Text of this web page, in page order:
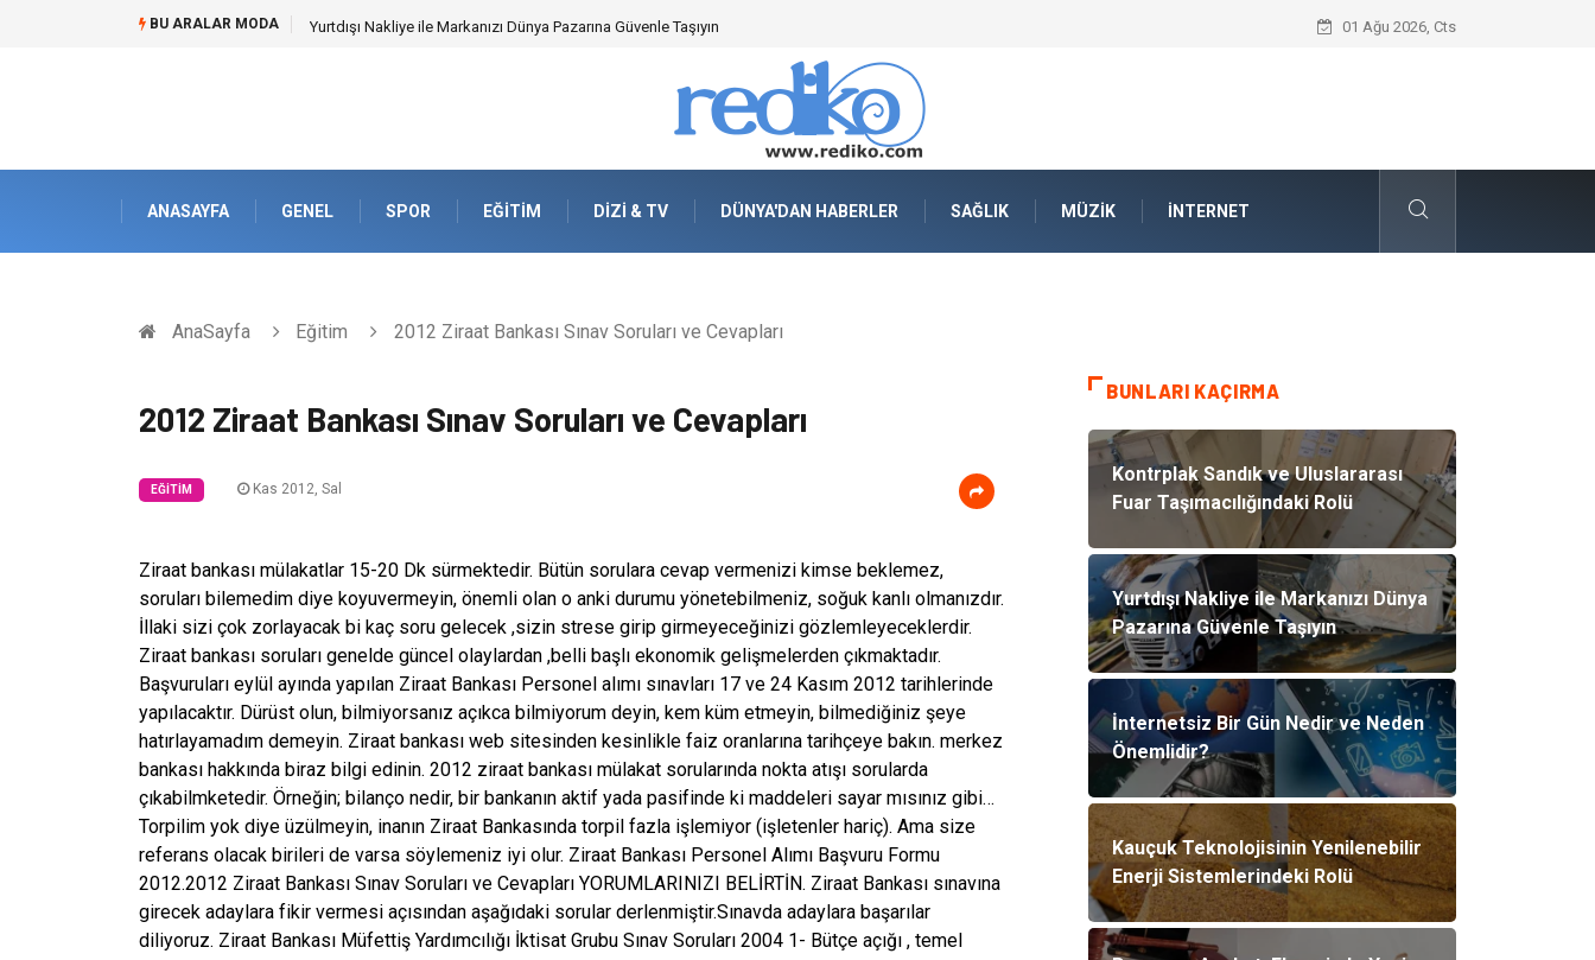
BU ARALAR MODA Yurtdışı Nakliye ile Markanızı Dünya Pazarına Güvenle Taşıyın İnternetsiz Bir Gün Nedir ve Neden
01 Ağu 2026, Cts
ANASAYFA GENEL SPOR EĞITIM DIZI & TV DÜNYA'DAN HABERLER SAĞLIK MÜZIK İNTERNET
AnaSayfa Eğitim 2012 Ziraat Bankası Sınav Soruları ve Cevapları
2012 Ziraat Bankası Sınav Soruları ve Cevapları
EĞITIM Kas 2012, Sal
Ziraat bankası mülakatlar 15-20 Dk sürmektedir. Bütün sorulara cevap vermenizi kimse beklemez,
soruları bilemedim diye koyuvermeyin, önemli olan o anki durumu yönetebilmeniz, soğuk kanlı olmanızdır.
İllaki sizi çok zorlayacak bi kaç soru gelecek ,sizin strese girip girmeyeceğinizi gözlemleyeceklerdir.
Ziraat bankası soruları genelde güncel olaylardan ,belli başlı ekonomik gelişmelerden çıkmaktadır.
Başvuruları eylül ayında yapılan Ziraat Bankası Personel alımı sınavları 17 ve 24 Kasım 2012 tarihlerinde
yapılacaktır. Dürüst olun, bilmiyorsanız açıkca bilmiyorum deyin, kem küm etmeyin, bilmediğiniz şeye
hatırlayamadım demeyin. Ziraat bankası web sitesinden kesinlikle faiz oranlarına tarihçeye bakın. merkez
bankası hakkında biraz bilgi edinin. 2012 ziraat bankası mülakat sorularında nokta atışı sorularda
çıkabilmketedir. Örneğin; bilanço nedir, bir bankanın aktif yada pasifinde ki maddeleri sayar mısınız gibi…
Torpilim yok diye üzülmeyin, inanın Ziraat Bankasında torpil fazla işlemiyor (işletenler hariç). Ama size
referans olacak birileri de varsa söylemeniz iyi olur. Ziraat Bankası Personel Alımı Başvuru Formu
2012.2012 Ziraat Bankası Sınav Soruları ve Cevapları YORUMLARINIZI BELİRTİN. Ziraat Bankası sınavına
girecek adaylara fikir vermesi açısından aşağıdaki sorular derlenmiştir.Sınavda adaylara başarılar
diliyoruz. Ziraat Bankası Müfettiş Yardımcılığı İktisat Grubu Sınav Soruları 2004 1- Bütçe açığı , temel
BUNLARI KAÇIRMA
Kontrplak Sandık ve Uluslararası
Fuar Taşımacılığındaki Rolü
Yurtdışı Nakliye ile Markanızı Dünya
Pazarına Güvenle Taşıyın
İnternetsiz Bir Gün Nedir ve Neden
Önemlidir?
Kauçuk Teknolojisinin Yenilenebilir
Enerji Sistemlerindeki Rolü